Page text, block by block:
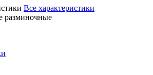
Все характеристики
разминочные